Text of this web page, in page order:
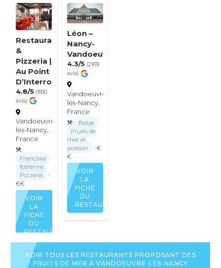
Restaurant
&
Pizzeria |
Au Point
D’Interro
4.8/5 (1830
avis)
Vandoeuvre-
lès-Nancy,
France
Française
Italienne
Pizzeria
·
€€
VOIR
LA
FICHE
DU
RESTAURANT
Léon –
Nancy-
Vandoeuvre
4.3/5 (2169
avis)
Vandoeuvre-
lès-Nancy,
France
Belge
Fruits de
mer et
poisson
· €
€
VOIR
LA
FICHE
DU
RESTAURANT
VOIR TOUS LES RESTAURANTS PROPOSANT DES
FRUITS DE MER À VANDOEUVRE-LÈS-NANCY